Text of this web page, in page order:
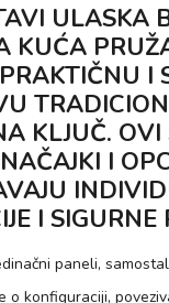
ULASKA
KUĆA
I
KLJUČ. OVI
I
I SIGURNE
paneli,
o konfiguraciji,